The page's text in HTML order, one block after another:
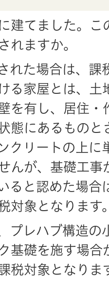
建てました。こ
れますか。
れた場合は、課
る家屋とは、土
を有し、居住・
態にあるものと
クリートの上に
んが、基礎工事
ると認めた場合
対象となります
プレハブ構造の
基礎を施す場
税対象となりま